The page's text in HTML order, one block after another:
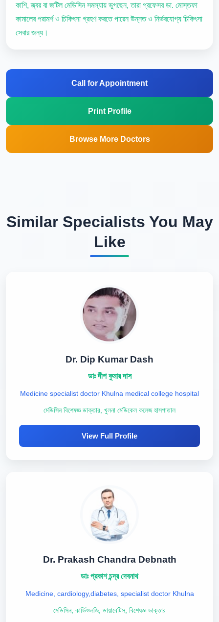
কাশি, জ্বর বা জটিল মেডিসিন সমস্যায় ভুগছেন, তারা প্রফেসর ডা. মোস্তফা
কামালের পরামর্শ ও চিকিৎসা গ্রহণ করতে পারেন উন্নত ও নির্ভরযোগ্য চিকিৎসা
সেবার জন্য।
Call for Appointment
Print Profile
Browse More Doctors
Similar Specialists You May
Like
Dr. Dip Kumar Dash
ডাঃ দীপ কুমার দাস
Medicine specialist doctor Khulna medical college hospital
মেডিসিন বিশেষজ্ঞ ডাক্তার, খুলনা মেডিকেল কলেজ হাসপাতাল
View Full Profile
Dr. Prakash Chandra Debnath
ডাঃ প্রকাশ চন্দ্র দেবনাথ
Medicine, cardiology,diabetes, specialist doctor Khulna
মেডিসিন, কার্ডিওলজি, ডায়াবেটিস, বিশেষজ্ঞ ডাক্তার